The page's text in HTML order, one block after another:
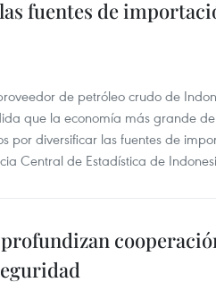
fuentes de
de petróleo crudo de
que la economía más grande
por diversificar las fuentes de
Central de Estadística de